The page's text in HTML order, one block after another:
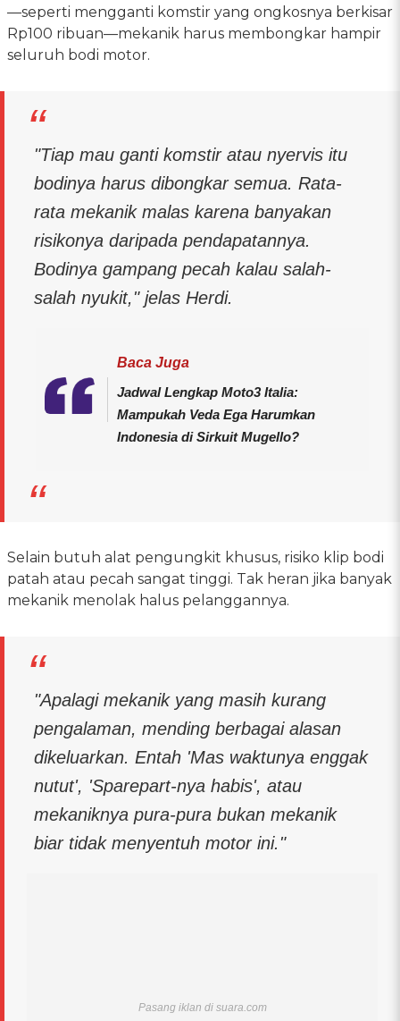
—seperti mengganti komstir yang ongkosnya berkisar
Rp100 ribuan—mekanik harus membongkar hampir
seluruh bodi motor.
"Tiap mau ganti komstir atau nyervis itu
bodinya harus dibongkar semua. Rata-
rata mekanik malas karena banyakan
risikonya daripada pendapatannya.
Bodinya gampang pecah kalau salah-
salah nyukit," jelas Herdi.
Baca Juga
Jadwal Lengkap Moto3 Italia:
Mampukah Veda Ega Harumkan
Indonesia di Sirkuit Mugello?
Selain butuh alat pengungkit khusus, risiko klip bodi
patah atau pecah sangat tinggi. Tak heran jika banyak
mekanik menolak halus pelanggannya.
"Apalagi mekanik yang masih kurang
pengalaman, mending berbagai alasan
dikeluarkan. Entah 'Mas waktunya enggak
nutut', 'Sparepart-nya habis', atau
mekaniknya pura-pura bukan mekanik
biar tidak menyentuh motor ini."